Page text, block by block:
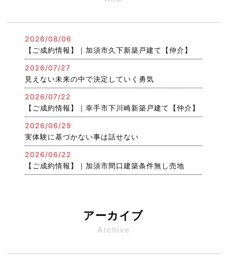
2026/08/06
【ご成約情報】｜加須市久下新築戸建て【仲介】
2026/07/27
見えない未来の中で決定していく勇気
2026/07/22
【ご成約情報】｜幸手市下川崎新築戸建て【仲介】
2026/06/29
実体験に基づかない事は話せない
2026/06/22
【ご成約情報】｜加須市間口建築条件無し売地
アーカイブ
Archive